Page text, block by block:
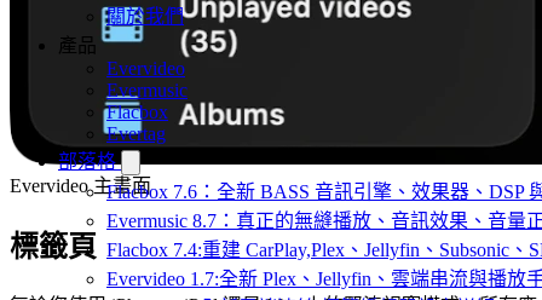
關於我們
產品
Evervideo
Evermusic
Flacbox
Evertag
部落格
Flacbox 7.6：全新 BASS 音訊引擎、效果器、DSP
Evermusic 8.7：真正的無縫播放、音訊效果、音量
Flacbox 7.4:重建 CarPlay,Plex、Jellyfin、Subsonic、
Evervideo 1.7:全新 Plex、Jellyfin、雲端串流與播放
Evervideo 主畫面
標籤頁